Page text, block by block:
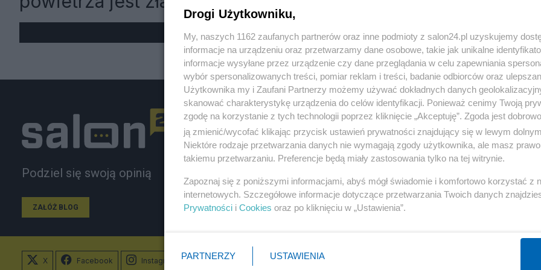
« WRÓĆ DO NOTKI
Podziel się swoją opinią
ZAŁÓŻ BLOG
Polityka
Rosja
PiS
Prezydent
NATO
Gospodarka
Biznes
Pieniądze
Inwestycje
Podatki
X Facebook Instagram
Drogi Użytkowniku,
My, naszych 1162 zaufanych partnerów oraz inne podmioty z salon24.pl uzyskujemy
informacje na urządzeniu oraz przetwarzamy dane osobowe, takie jak unikalne
informacje wysyłane przez urządzenie czy dane przeglądania w celu zapewniania
wybór spersonalizowanych treści, pomiar reklam i treści, badanie odbiorców oraz
Użytkownika my i Zaufani Partnerzy możemy używać dokładnych danych
skanować charakterystykę urządzenia do celów identyfikacji. Ponieważ cenimy Twoją
zgodę na korzystanie z tych technologii poprzez kliknięcie „Akceptuję”. Zgoda jest
ją zmienić/wycofać klikając przycisk ustawień prywatności znajdujący się w lewym
Niektóre rodzaje przetwarzania danych nie wymagają zgody użytkownika, ale masz
takiemu przetwarzaniu. Preferencje będą miały zastosowania tylko na tej witrynie.
Zapoznaj się z poniższymi informacjami, abyś mógł świadomie i komfortowo korzystać z
internetowych. Szczegółowe informacje dotyczące przetwarzania Twoich danych
Prywatności i Cookies oraz po kliknięciu w „Ustawienia”.
PARTNERZY USTAWIENIA